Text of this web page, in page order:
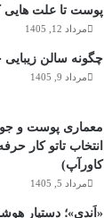
پوست تا علت هایی
مرداد 12, 1405
چگونه سالن زیبایی
مرداد 9, 1405
معماری پوست و
انتخاب تاتو کار
کاورآپ)
مرداد 5, 1405
«اَندی»؛ دستیار